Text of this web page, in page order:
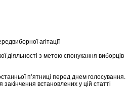
агітації
діяльності з метою спонукання виборців
п’ятниці перед днем голосування.
закінчення встановлених у цій статті